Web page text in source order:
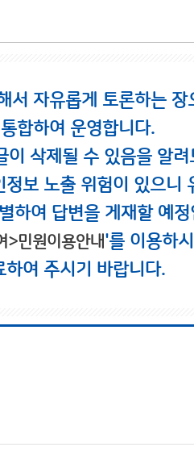
서 자유롭게 토론하는 장
합하여 운영합니다.
삭제될 수 있음을 알려
보 노출 위험이 있으니
하여 답변을 게재할 예정
>민원이용안내'를 이용하
여 주시기 바랍니다.